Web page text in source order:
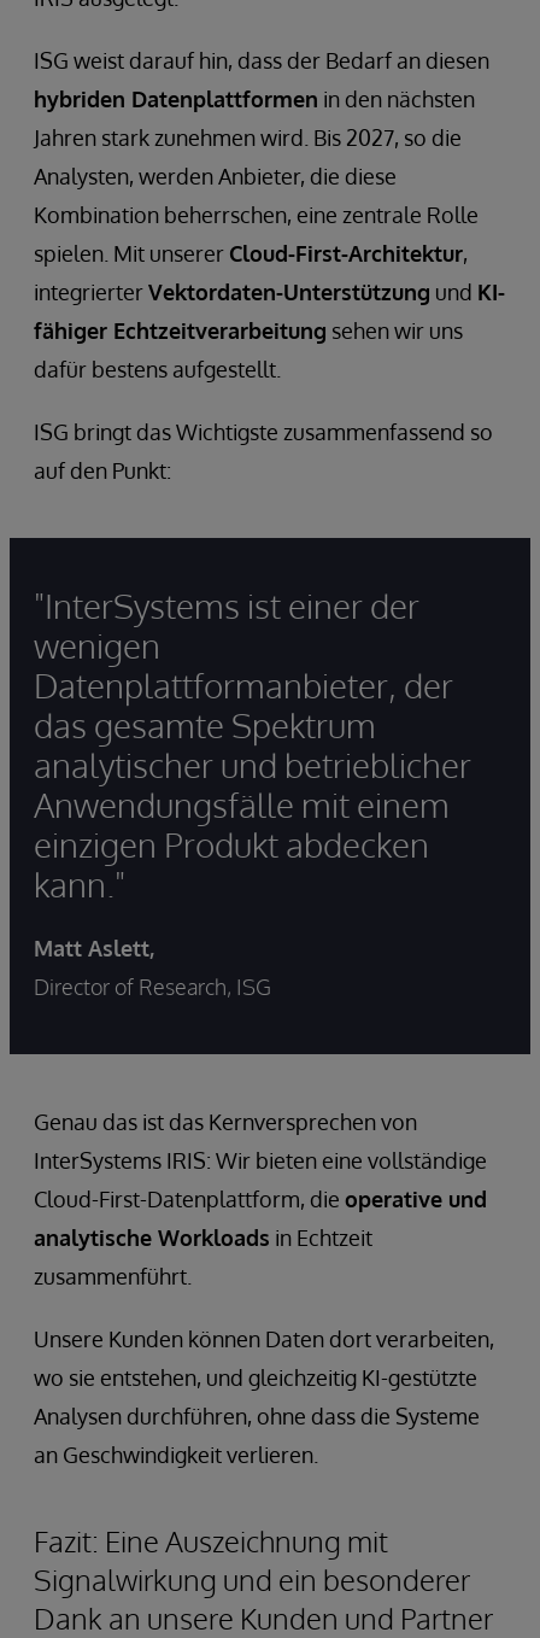
ISG weist darauf hin, dass der Bedarf an diesen
hybriden Datenplattformen in den nächsten
Jahren stark zunehmen wird. Bis 2027, so die
Analysten, werden Anbieter, die diese
Kombination beherrschen, eine zentrale Rolle
spielen. Mit unserer Cloud-First-Architektur,
integrierterVektordaten-Unterstützung und KI-
fähiger Echtzeitverarbeitung sehen wir uns
dafür bestens aufgestellt.
ISG bringt das Wichtigste zusammenfassend so
auf den Punkt:
"InterSystems ist einer der
wenigen
Datenplattformanbieter, der
das gesamte Spektrum
analytischer und betrieblicher
Anwendungsfälle mit einem
einzigen Produkt abdecken
kann."
Matt Aslett,
Director of Research, ISG
Genau das ist das Kernversprechen von
InterSystems IRIS: Wir bieten eine vollständige
Cloud-First-Datenplattform, die operative und
analytische Workloads in Echtzeit
zusammenführt.
Unsere Kunden können Daten dort verarbeiten,
wo sie entstehen, und gleichzeitig KI-gestützte
Analysen durchführen, ohne dass die Systeme
an Geschwindigkeit verlieren.
Fazit: Eine Auszeichnung mit
Signalwirkung und ein besonderer
Dank an unsere Kunden und Partner